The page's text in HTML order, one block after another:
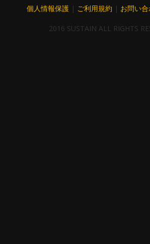
個人情報保護 | ご利用規約 | お問い
2016 SUSTAIN ALL RIGHTS